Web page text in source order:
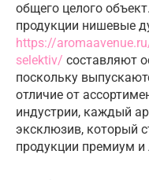
общего целого
продукции нишевые
https://
selektiv/ составляют
поскольку
отличие от
индустрии, каждый
эксклюзив, который
продукции премиум и